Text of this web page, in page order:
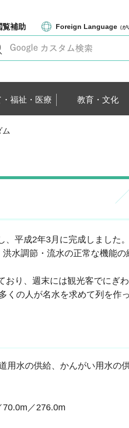
覧補助 Foreign Language （
福祉・医療 教育・文化
ム
平成2年3月に完成しました
水調節・流水の正常な機能
り、週末には観光客でにぎ
の人が名水を求めて列を作っ
用水の供給、かんがい用水の
70.0m／276.0m